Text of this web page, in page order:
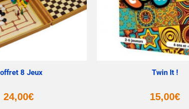
8 Jeux
24,00€
Twin It !
15,00€